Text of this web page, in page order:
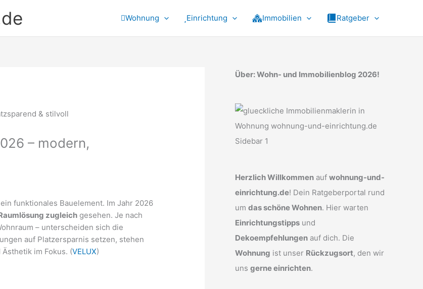
Wohnung Einrichtung Immobilien Ratgeber
– modern,
funktionales Bauelement. Im Jahr 2026
zugleich gesehen. Je nach
– unterscheiden sich die
auf Platzersparnis setzen, stehen
im Fokus. (VELUX)
Über: Wohn- und Immobilienblog 2026!
Herzlich Willkommen auf wohnung-und-
einrichtung.de! Dein Ratgeberportal rund
um das schöne Wohnen. Hier warten
Einrichtungstipps und
Dekoempfehlungen auf dich. Die
Wohnung ist unser Rückzugsort, den wir
uns gerne einrichten.